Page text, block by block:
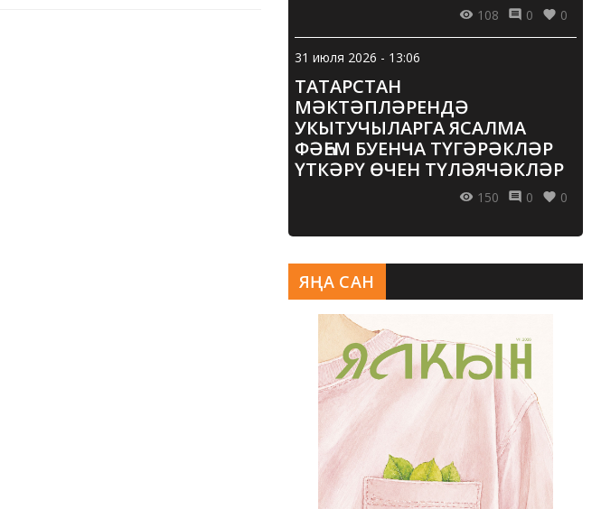
108 0 0
31 июля 2026 - 13:06
ТАТАРСТАН
МӘКТӘПЛӘРЕНДӘ
УКЫТУЧЫЛАРГА ЯСАЛМА
ФӘҺЕМ БУЕНЧА ТҮГӘРӘКЛӘР
ҮТКӘРҮ ӨЧЕН ТҮЛӘЯЧӘКЛӘР
150 0 0
ЯҢА САН